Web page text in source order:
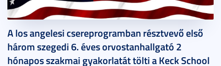
A los angelesi csereprogramban résztvevő első
három szegedi 6. éves orvostanhallgató 2
hónapos szakmai gyakorlatát tölti a Keck School